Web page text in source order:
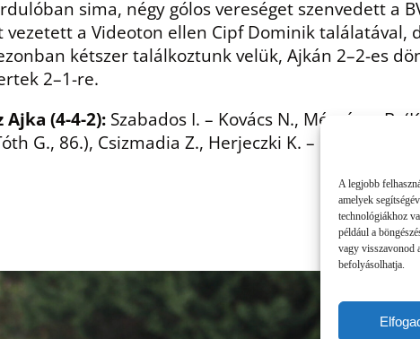
A legjobb
amelyek
technológiákhoz
például a
vagy visszavonod
befolyásolhatja.
sima, négy gólos vereséget szenvedett a
a Videoton ellen Cipf Dominik találatával,
kétszer találkoztunk velük, Ajkán 2–2-es
2–1-re.
(4-4-2): Szabados I. – Kovács N., Mészáros B.
G., 86.), Csizmadia Z., Herjeczki K. – Kirchner